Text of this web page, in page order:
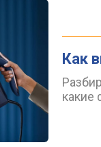
Как
какие